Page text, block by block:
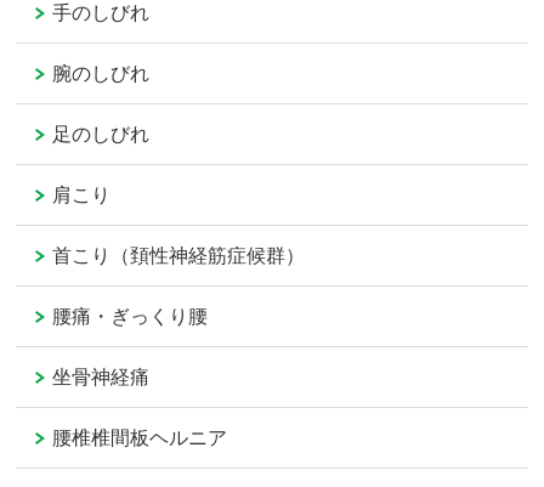
手のしびれ
腕のしびれ
足のしびれ
肩こり
首こり（頚性神経筋症候群）
腰痛・ぎっくり腰
坐骨神経痛
腰椎椎間板ヘルニア